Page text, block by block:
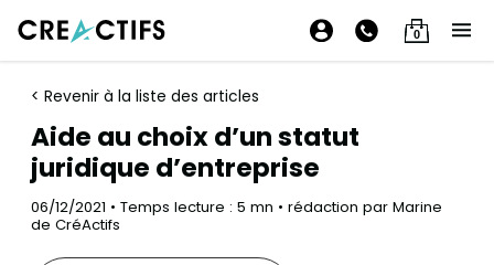
0
< Revenir à la liste des articles
Aide au choix d’un statut
juridique d’entreprise
06/12/2021 • Temps lecture : 5 mn • rédaction par Marine
de CréActifs